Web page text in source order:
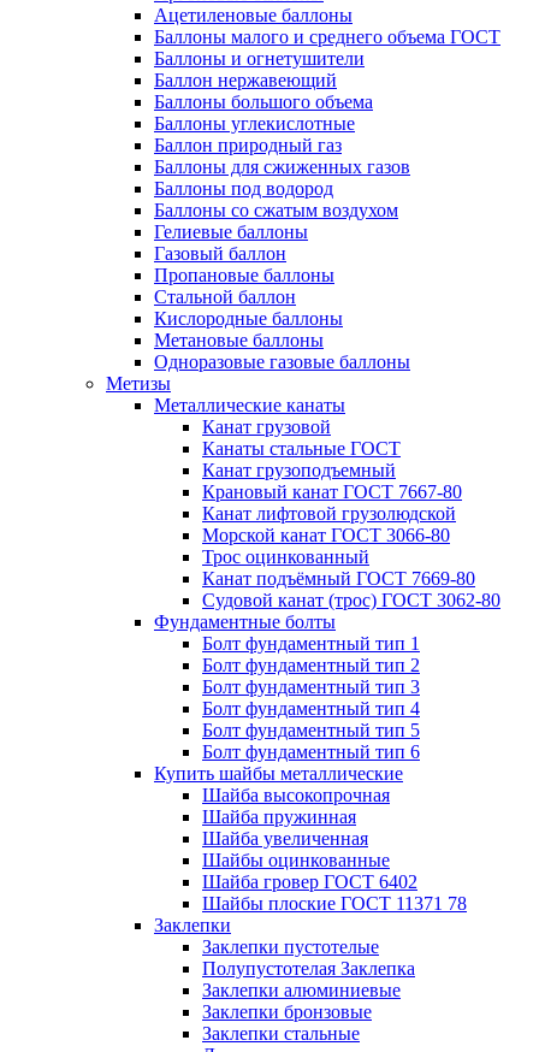
Ацетиленовые баллоны
Баллоны малого и среднего объема ГОСТ
Баллоны и огнетушители
Баллон нержавеющий
Баллоны большого объема
Баллоны углекислотные
Баллон природный газ
Баллоны для сжиженных газов
Баллоны под водород
Баллоны со сжатым воздухом
Гелиевые баллоны
Газовый баллон
Пропановые баллоны
Стальной баллон
Кислородные баллоны
Метановые баллоны
Одноразовые газовые баллоны
Метизы
Металлические канаты
Канат грузовой
Канаты стальные ГОСТ
Канат грузоподъемный
Крановый канат ГОСТ 7667-80
Канат лифтовой грузолюдской
Морской канат ГОСТ 3066-80
Трос оцинкованный
Канат подъёмный ГОСТ 7669-80
Судовой канат (трос) ГОСТ 3062-80
Фундаментные болты
Болт фундаментный тип 1
Болт фундаментный тип 2
Болт фундаментный тип 3
Болт фундаментный тип 4
Болт фундаментный тип 5
Болт фундаментный тип 6
Купить шайбы металлические
Шайба высокопрочная
Шайба пружинная
Шайба увеличенная
Шайбы оцинкованные
Шайба гровер ГОСТ 6402
Шайбы плоские ГОСТ 11371 78
Заклепки
Заклепки пустотелые
Полупустотелая Заклепка
Заклепки алюминиевые
Заклепки бронзовые
Заклепки стальные